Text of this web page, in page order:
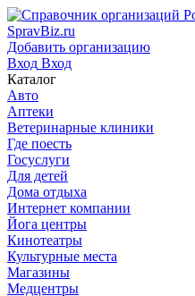
SpravBiz.ru
Добавить организацию
Вход Вход
Каталог
Авто
Аптеки
Ветеринарные клиники
Где поесть
Госуслуги
Для детей
Дома отдыха
Интернет компании
Йога центры
Кинотеатры
Культурные места
Магазины
Медцентры